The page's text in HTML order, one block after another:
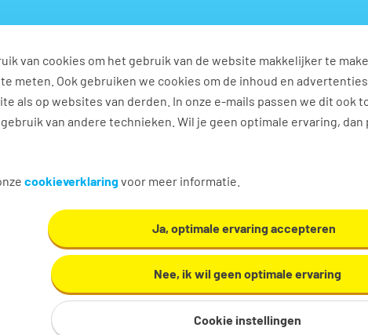
van cookies om het gebruik van de website makkelijker te
meten. Ook gebruiken we cookies om de inhoud en
als op websites van derden. In onze e-mails passen we dit
van andere technieken. Wil je geen optimale ervaring,
cookieverklaringvoor meer informatie.
Ja, optimale ervaring accepteren
Nee, ik wil geen optimale ervaring
Cookie instellingen
Vacatures Ontwikkel jezelf Werkplezier Contact
in Alphen aan den rijn
Oh en... we helpen je graag een handje in Alphen aan